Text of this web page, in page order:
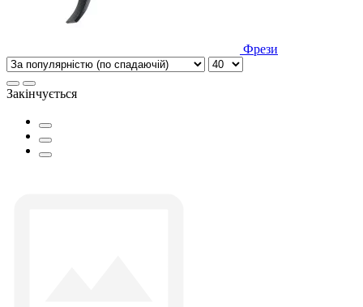
Фрези
Закінчується